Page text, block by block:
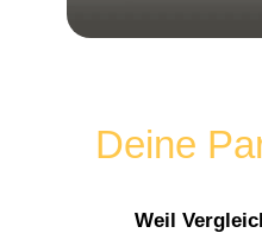
Deine
Weil